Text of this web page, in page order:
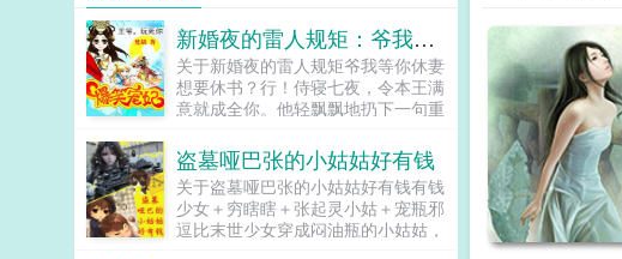
新婚夜的雷人规矩：爷我等你休妻
关于新婚夜的雷人规矩爷我等你休妻
想要休书？行！侍寝七夜，令本王满
意就成全你。他轻飘飘地扔下一句重
一咬牙，点头了。于是，锁门，落
窗。七日七夜完事后，她爬不起来却
伸出小手问要休书，不料，本王不满
意，下一个七夜再谈轻松宠文...
盗墓哑巴张的小姑姑好有钱
关于盗墓哑巴张的小姑姑好有钱有钱
少女＋穷瞎瞎＋张起灵小姑＋宠瓶邪
逗比末世少女穿成闷油瓶的小姑姑，